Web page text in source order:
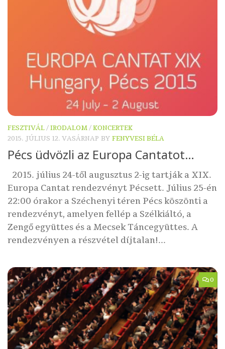
FESZTIVÁL/IRODALOM/KONCERTEK
2015. JÚLIUS 12. VASÁRNAP BY FENYVESI BÉLA
Pécs üdvözli az Europa Cantatot…
2015. július 24-től augusztus 2-ig tartják a XIX.
Europa Cantat rendezvényt Pécsett. Július 25-én
22:00 órakor a Széchenyi téren Pécs köszönti a
rendezvényt, amelyen fellép a Szélkiáltó, a
Zengő együttes és a Mecsek Táncegyüttes. A
rendezvényen a részvétel díjtalan!...
0